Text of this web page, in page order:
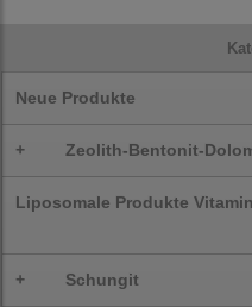
Neue Produkte
+ Zeolith-Bentonit-
Liposomale Produkte
+ Schungit